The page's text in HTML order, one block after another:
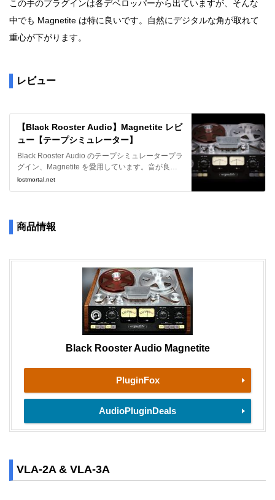
この手のプラグインは各デベロッパーから出ていますが、そんな
中でも Magnetite は特に良いです。自然にデジタルな角が取れて
重心が下がります。
レビュー
【Black Rooster Audio】Magnetite レビ
ュー【テープシミュレーター】
Black Rooster Audio のテープシミュレータープラ
グイン、Magnetite を愛用しています。音が良く
なる系のプラグインとして素晴らしいのでレビュ
lostmortal.net
商品情報
Black Rooster Audio Magnetite
PluginFox
AudioPluginDeals
VLA-2A & VLA-3A